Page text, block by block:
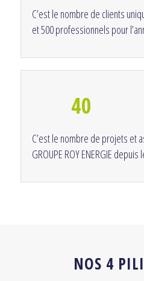
C’est le nombre de clients
et 500 professionnels pour
40
C’est le nombre de projets et
GROUPE ROY ENERGIE
NOS 4